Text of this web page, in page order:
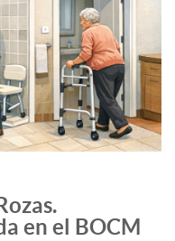
en el BOCM